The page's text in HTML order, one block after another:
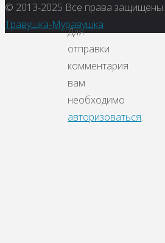
Для
отправки
комментария
вам
необходимо
авторизоваться.
© 2013-2025 Все права защищены.
Травушка-Муравушка